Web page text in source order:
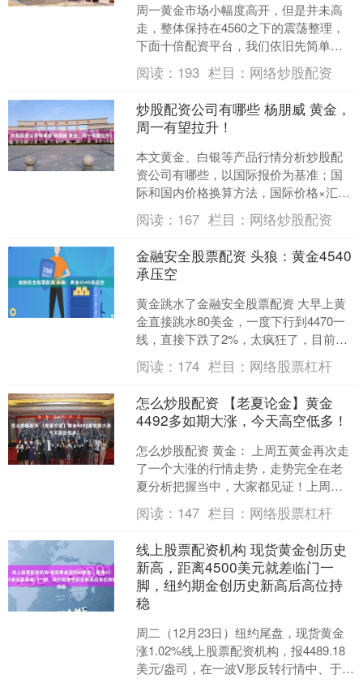
周一黄金市场小幅度高开，但是并未高
走，整体保持在4560之下的震荡整理，
下面十倍配资平台，我们依旧先简单整
理一下盘面！ 第一：趋势上：暂时是多
头趋势，多头控盘为....
阅读： 193 栏目： 网络炒股配资
炒股配资公司有哪些 杨朋威 黄金，
周一有望拉升！
本文黄金、白银等产品行情分析炒股配
资公司有哪些，以国际报价为基准；国
际和国内价格换算方法，国际价格×汇率
÷31.1≈国内价格！ 贵金属金银铂钯，白
银，铂金，钯金....
阅读： 167 栏目： 网络炒股配资
金融安全股票配资 头狼：黄金4540
承压空
黄金跳水了金融安全股票配资 大早上黄
金直接跳水80美金，一度下行到4470一
线，直接下跌了2%，太疯狂了，目前大
阴线直接暴跌，短期见顶了，上方阻力
就是在4550....
阅读： 174 栏目： 网络股票杠杆
怎么炒股配资 【老夏论金】黄金
4492多如期大涨，今天高空低多！
怎么炒股配资 黄金： 上周五黄金再次走
了一个大涨的行情走势，走势完全在老
夏分析把握当中，大家都见证！上周五
黄金开盘在4479.1美元一线，早上开盘后
黄金直接强势....
阅读： 147 栏目： 网络股票杠杆
线上股票配资机构 现货黄金创历史
新高，距离4500美元就差临门一
脚，纽约期金创历史新高后高位持
稳
周二（12月23日）纽约尾盘，现货黄金
涨1.02%线上股票配资机构，报4489.18
美元/盎司，在一波V形反转行情中、于北